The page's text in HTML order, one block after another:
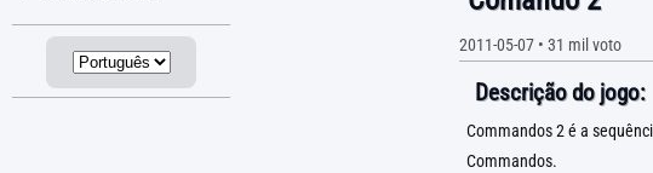
2011-05-07• 31 mil voto
Descrição do jogo:
Commandos 2 é a
Commandos.